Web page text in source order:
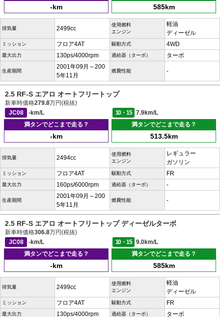
-km 585km
排気量 2499cc
使用燃料
エンジン
軽油
ディーゼル
ミッション フロア4AT 駆動方式 4WD
最大出力 130ps/4000rpm 過給器（ターボ） ターボ
生産期間
2001年09月～200
5年11月
燃費性能 -
2.5 RF-S エアロ オートフリートップ
新車時価格279.8万円(税抜)
JC08
-km/L 10・15
7.9km/L
満タンでどこまで走る？
-km
満タンでどこまで走る？
513.5km
排気量 2494cc
使用燃料
エンジン
レギュラー
ガソリン
ミッション フロア4AT 駆動方式 FR
最大出力 160ps/6000rpm 過給器（ターボ） -
生産期間
2001年09月～200
5年11月
燃費性能 -
2.5 RF-S エアロ オートフリートップ ディーゼルターボ
新車時価格306.8万円(税抜)
JC08
-km/L 10・15
9.0km/L
満タンでどこまで走る？
-km
満タンでどこまで走る？
585km
排気量 2499cc
使用燃料
エンジン
軽油
ディーゼル
ミッション フロア4AT 駆動方式 FR
最大出力 130ps/4000rpm 過給器（ターボ） ターボ